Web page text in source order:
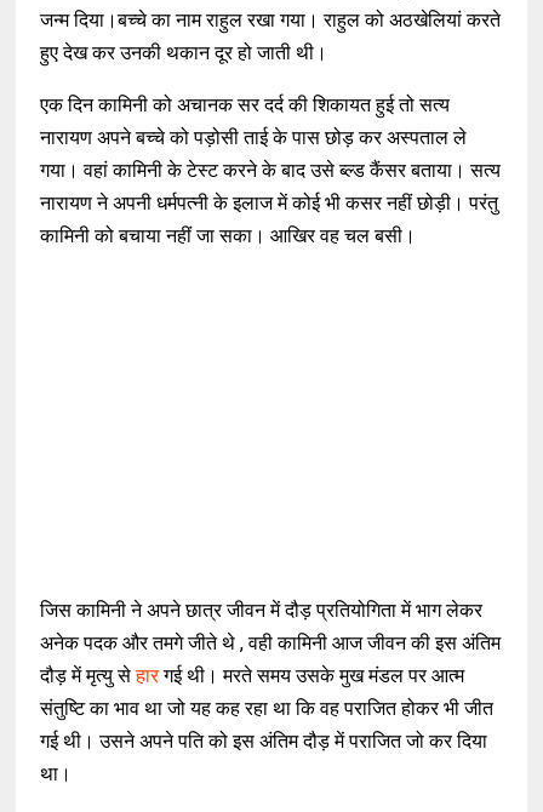
जन्म दिया।बच्चे का नाम राहुल रखा गया। राहुल को अठखेलियां करते
हुए देख कर उनकी थकान दूर हो जाती थी।
एक दिन कामिनी को अचानक सर दर्द की शिकायत हुई तो सत्य
नारायण अपने बच्चे को पड़ोसी ताई के पास छोड़ कर अस्पताल ले
गया। वहां कामिनी के टेस्ट करने के बाद उसे ब्ल्ड कैंसर बताया। सत्य
नारायण ने अपनी धर्मपत्नी के इलाज में कोई भी कसर नहीं छोड़ी। परंतु
कामिनी को बचाया नहीं जा सका। आखिर वह चल बसी।
जिस कामिनी ने अपने छात्र जीवन में दौड़ प्रतियोगिता में भाग लेकर
अनेक पदक और तमगे जीते थे , वही कामिनी आज जीवन की इस अंतिम
दौड़ में मृत्यु सेहारगई थी। मरते समय उसके मुख मंडल पर आत्म
संतुष्टि का भाव था जो यह कह रहा था कि वह पराजित होकर भी जीत
गई थी। उसने अपने पति को इस अंतिम दौड़ में पराजित जो कर दिया
था।